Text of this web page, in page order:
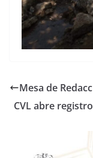
Mesa de
CVL abre